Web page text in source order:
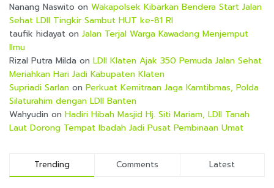
Nanang Naswito on Wakapolsek Kibarkan Bendera Start Jalan
Sehat LDII Tingkir Sambut HUT ke-81 RI
taufik hidayat on Jalan Terjal Warga Kawadang Menjemput
Ilmu
Rizal Putra Milda on LDII Klaten Ajak 350 Pemuda Jalan Sehat
Meriahkan Hari Jadi Kabupaten Klaten
Supriadi Sarlan on Perkuat Kemitraan Jaga Kamtibmas, Polda
Silaturahim dengan LDII Banten
Wahyudin on Hadiri Hibah Masjid Hj. Siti Mariam, LDII Tanah
Laut Dorong Tempat Ibadah Jadi Pusat Pembinaan Umat
Trending Comments Latest